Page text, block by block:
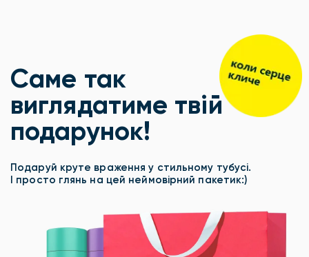
Саме так
виглядатиме твій
подарунок!
Подаруй круте враження у стильному тубусі.
І просто глянь на цей неймовірний пакетик:)